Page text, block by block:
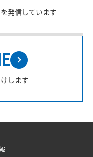
発信しています
します